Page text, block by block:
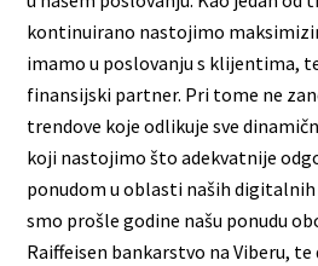
kontinuirano nastojimo
imamo u poslovanju s klijentima,
finansijski partner. Pri tome ne
trendove koje odlikuje sve
koji nastojimo što adekvatnije
ponudom u oblasti naših digitalnih
smo prošle godine našu ponudu
Raiffeisen bankarstvo na Viberu,